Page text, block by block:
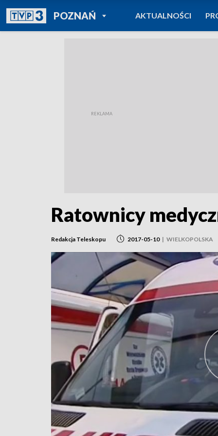
POZNAŃPOWRÓT DO
TVP REGIONY
AKTUALNOŚCI
Ratownicy
Redakcja Teleskopu 2017-05-10 | WIELKOPOLSKA